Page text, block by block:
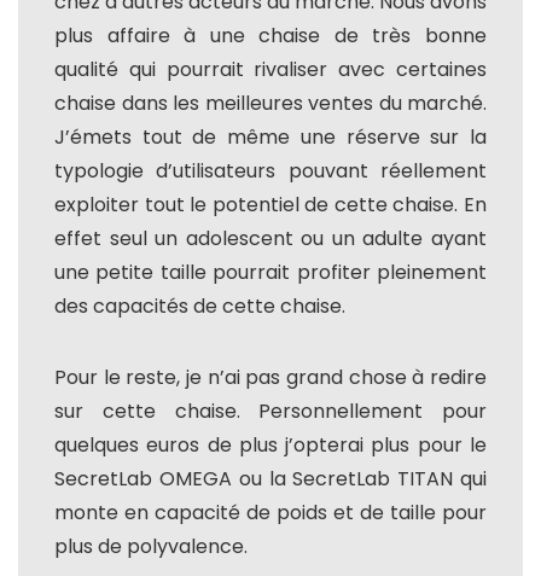
plus affaire à une chaise de très bonne
qualité qui pourrait rivaliser avec certaines
chaise dans les meilleures ventes du marché.
J’émets tout de même une réserve sur la
typologie d’utilisateurs pouvant réellement
exploiter tout le potentiel de cette chaise. En
effet seul un adolescent ou un adulte ayant
une petite taille pourrait profiter pleinement
des capacités de cette chaise.
Pour le reste, je n’ai pas grand chose à redire
sur cette chaise. Personnellement pour
quelques euros de plus j’opterai plus pour le
SecretLab OMEGA ou la SecretLab TITAN qui
monte en capacité de poids et de taille pour
plus de polyvalence.